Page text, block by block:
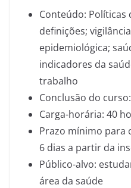
Conteúdo: Políticas
definições;
epidemiológica;
indicadores da
trabalho
Conclusão do
Carga-horária: 40
Prazo mínimo para
6 dias a partir da
Público-alvo:
área da saúde